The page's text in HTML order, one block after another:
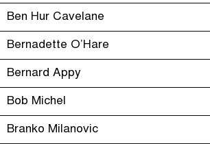
Ben Hur Cavelane
Bernadette O’Hare
Bernard Appy
Bob Michel
Branko Milanovic